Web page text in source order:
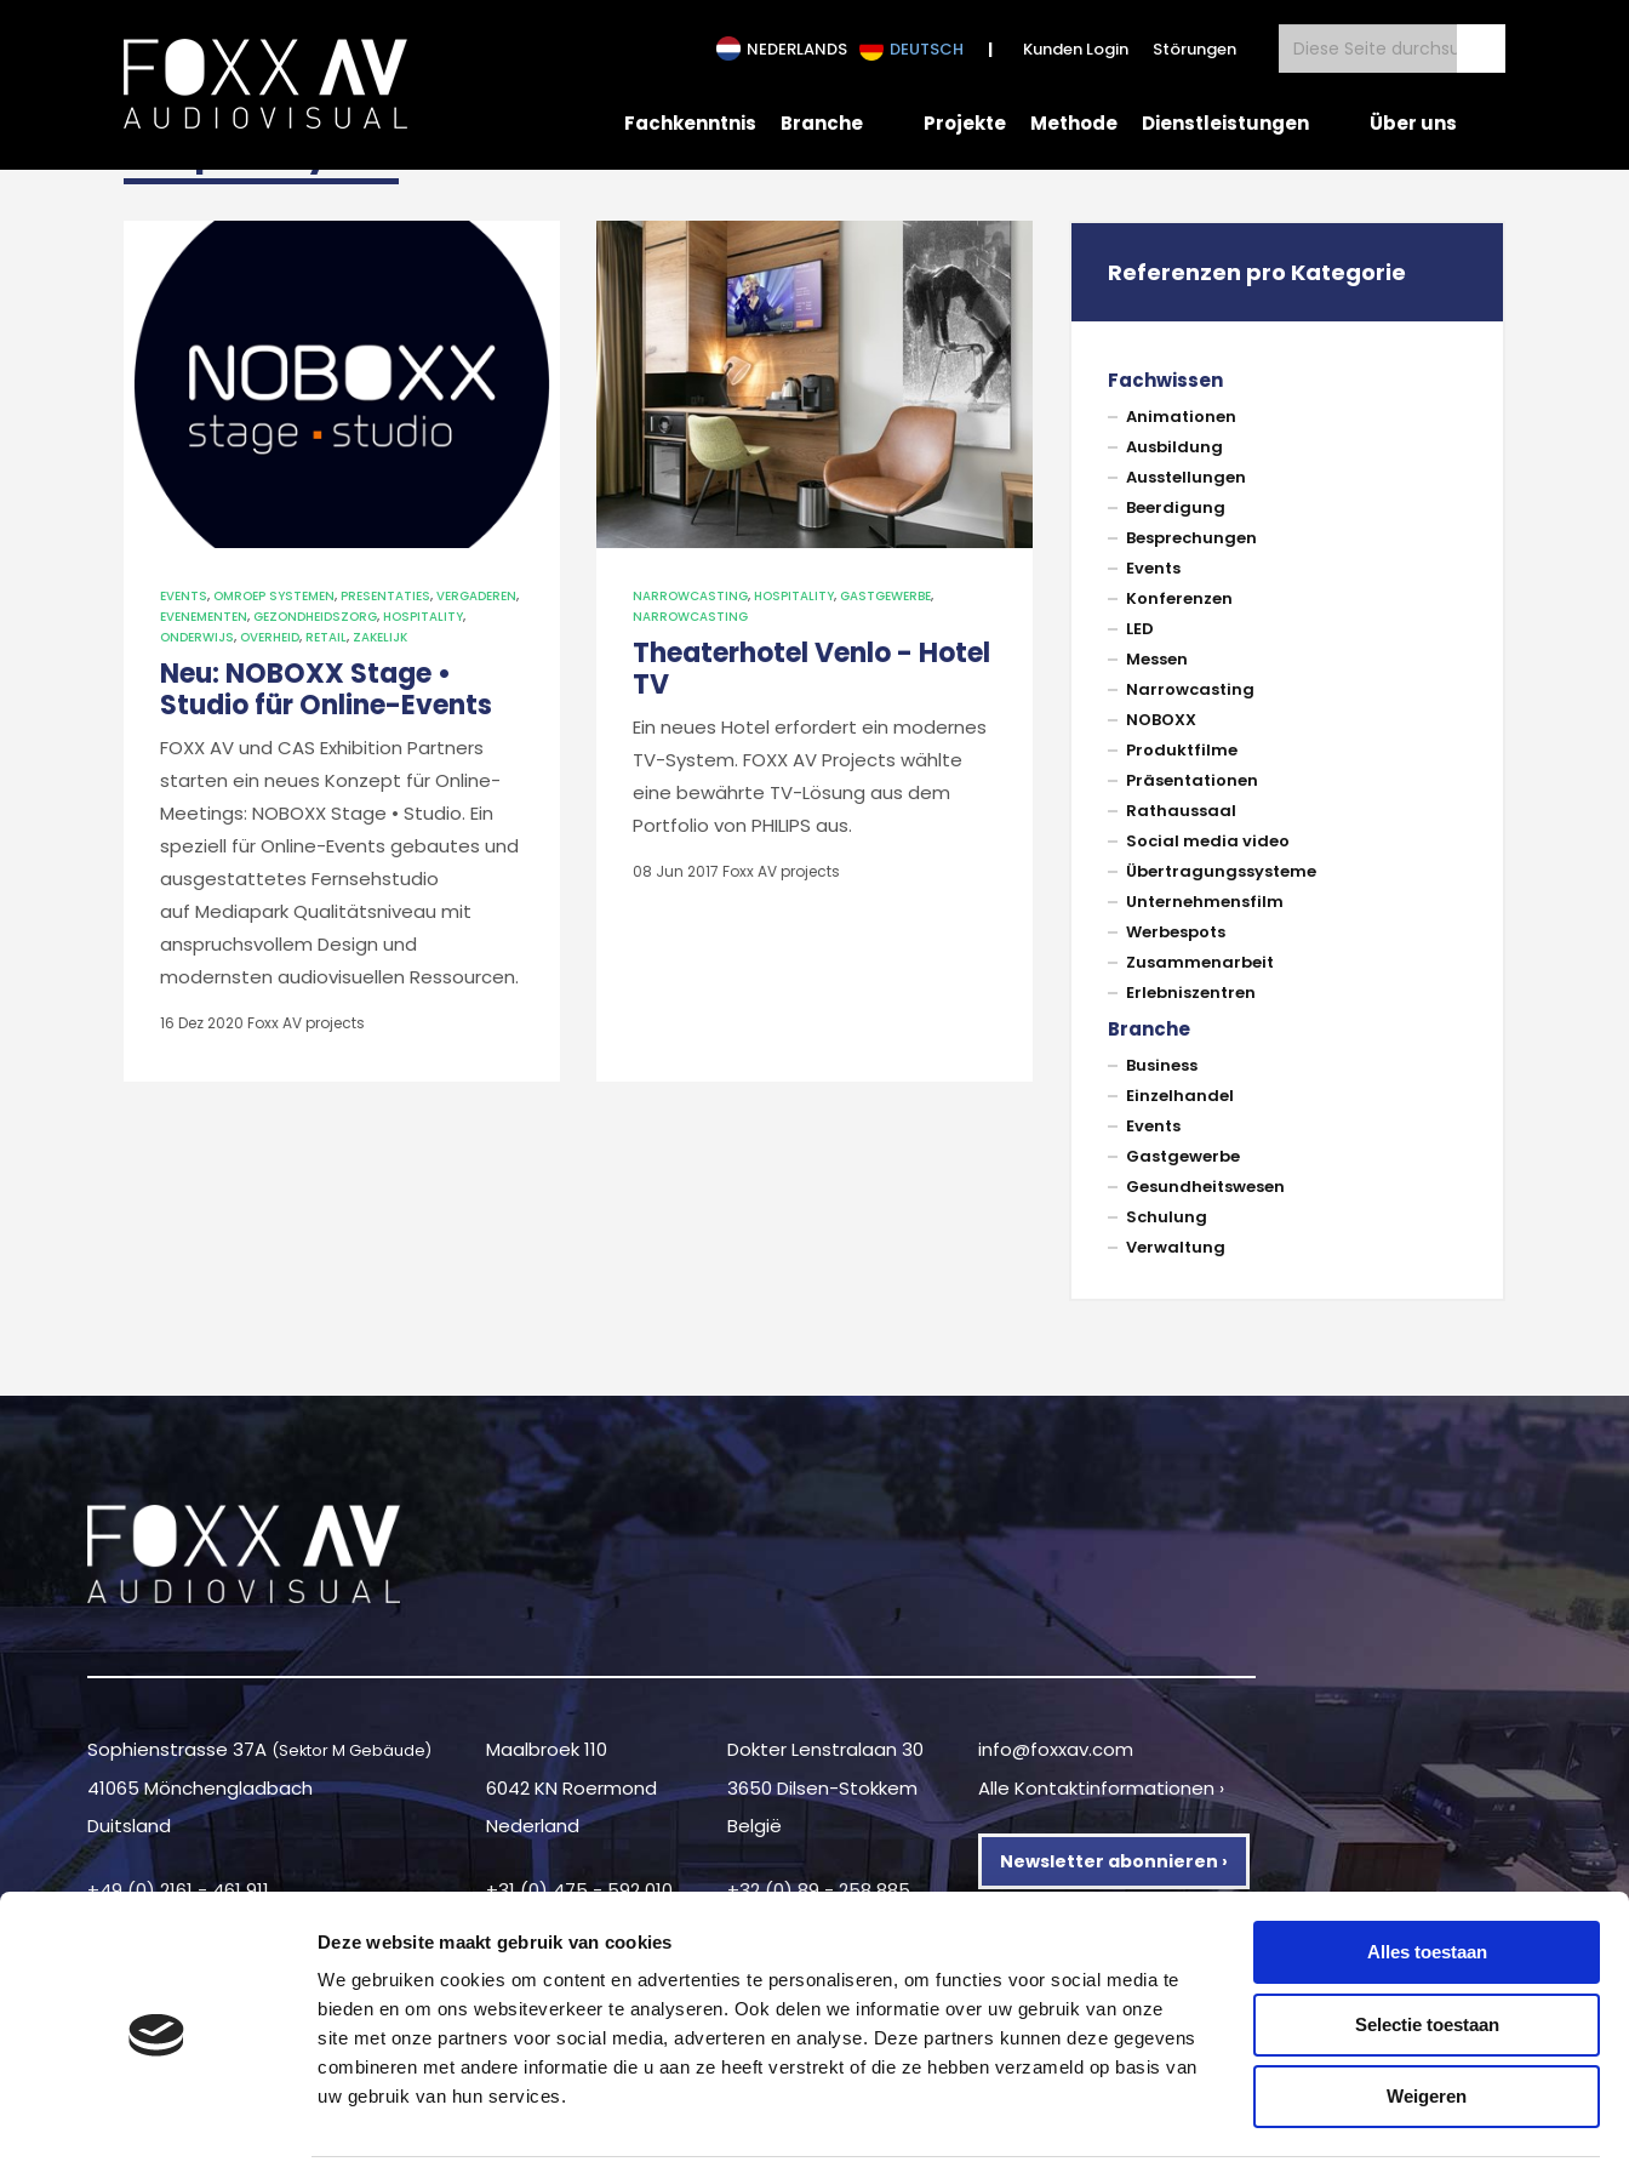
Deze website maakt gebruik van cookies
We gebruiken cookies om content en advertenties te personaliseren, om functies voor social media te
bieden en om ons websiteverkeer te analyseren. Ook delen we informatie over uw gebruik van onze
site met onze partners voor social media, adverteren en analyse. Deze partners kunnen deze gegevens
combineren met andere informatie die u aan ze heeft verstrekt of die ze hebben verzameld op basis van
uw gebruik van hun services.
Alles toestaan
Selectie toestaan
Weigeren
NEDERLANDS DEUTSCH Kunden Login Störungen
Fachkenntnis Branche Projekte Methode Dienstleistungen Über uns
DE Projekte Branches
EVENTS, OMROEP SYSTEMEN, PRESENTATIES, VERGADEREN,
EVENEMENTEN, GEZONDHEIDSZORG, HOSPITALITY,
ONDERWIJS, OVERHEID, RETAIL, ZAKELIJK
Neu: NOBOXX Stage •
Studio für Online-Events
FOXX AV und CAS Exhibition Partners
starten ein neues Konzept für Online-
Meetings: NOBOXX Stage • Studio. Ein
speziell für Online-Events gebautes und
ausgestattetes Fernsehstudio
auf Mediapark Qualitätsniveau mit
anspruchsvollem Design und
modernsten audiovisuellen Ressourcen.
16 Dez 2020 Foxx AV projects
NARROWCASTING, HOSPITALITY, GASTGEWERBE,
NARROWCASTING
Theaterhotel Venlo - Hotel
TV
Ein neues Hotel erfordert ein modernes
TV-System. FOXX AV Projects wählte
eine bewährte TV-Lösung aus dem
Portfolio von PHILIPS aus.
08 Jun 2017 Foxx AV projects
Referenzen pro Kategorie
Fachwissen
Animationen
Ausbildung
Ausstellungen
Beerdigung
Besprechungen
Events
Konferenzen
LED
Messen
Narrowcasting
NOBOXX
Produktfilme
Präsentationen
Rathaussaal
Social media video
Übertragungssysteme
Unternehmensfilm
Werbespots
Zusammenarbeit
Erlebniszentren
Branche
Business
Einzelhandel
Events
Gastgewerbe
Gesundheitswesen
Schulung
Verwaltung
Sophienstrasse 37A (Sektor M Gebäude)
41065 Mönchengladbach
Duitsland
+49 (0) 2161 - 461 911
Maalbroek 110
6042 KN Roermond
Nederland
+31 (0) 475 - 592 010
Dokter Lenstralaan 30
3650 Dilsen-Stokkem
België
+32 (0) 89 - 258 885
info@foxxav.com
Alle Kontaktinformationen ›
Newsletter abonnieren ›